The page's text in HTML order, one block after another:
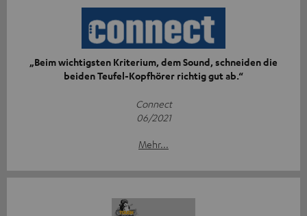
„Beim wichtigsten Kriterium, dem Sound, schneiden die
beiden Teufel-Kopfhörer richtig gut ab.“
Connect
06/2021
Mehr...